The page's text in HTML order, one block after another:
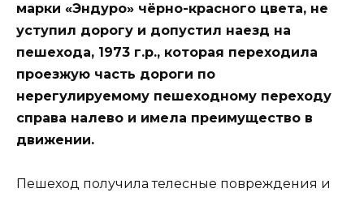
марки «Эндуро» чёрно-красного цвета, не
уступил дорогу и допустил наезд на
пешехода, 1973 г.р., которая переходила
проезжую часть дороги по
нерегулируемому пешеходному переходу
справа налево и имела преимущество в
движении.
Пешеход получила телесные повреждения и